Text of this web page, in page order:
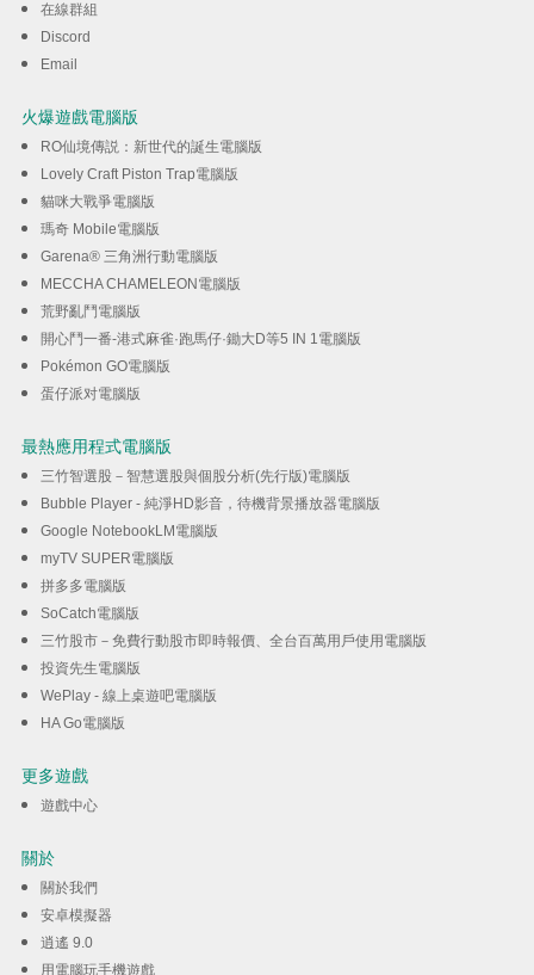
在線群組
Discord
Email
火爆遊戲電腦版
RO仙境傳説：新世代的誕生電腦版
Lovely Craft Piston Trap電腦版
貓咪大戰爭電腦版
瑪奇 Mobile電腦版
Garena® 三角洲行動電腦版
MECCHA CHAMELEON電腦版
荒野亂鬥電腦版
開心鬥一番-港式麻雀·跑馬仔·鋤大D等5 IN 1電腦版
Pokémon GO電腦版
蛋仔派对電腦版
最熱應用程式電腦版
三竹智選股－智慧選股與個股分析(先行版)電腦版
Bubble Player - 純淨HD影音，待機背景播放器電腦版
Google NotebookLM電腦版
myTV SUPER電腦版
拼多多電腦版
SoCatch電腦版
三竹股市－免費行動股市即時報價、全台百萬用戶使用電腦版
投資先生電腦版
WePlay - 線上桌遊吧電腦版
HA Go電腦版
更多遊戲
遊戲中心
關於
關於我們
安卓模擬器
逍遙 9.0
用電腦玩手機遊戲